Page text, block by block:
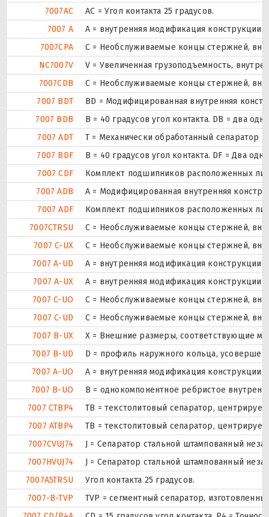
7007AC
AC = Угол контакта 25 градусов.
7007 A
A = внутренняя модификация конструкции.
7007CPA
С = Необслуживаемые концы стержней,
NC7007V
V = Увеличенная грузоподъемность,
7007CDB
С = Необслуживаемые концы стержней,
7007 BDT
BD = Модифицированная внутренняя
7007 BDB
B = 40 градусов угол контакта. DB = два
7007 ADT
T = Механически обработанный сепаратор
7007 BDF
B = 40 градусов угол контакта. DF = Два
7007 CDF
Комплект подшипников расположенных
7007 ADB
A = Модифицированная внутренняя
7007 ADF
Комплект подшипников расположенных
7007CTRSU
С = Необслуживаемые концы стержней,
7007 C-UX
С = Необслуживаемые концы стержней,
7007 A-UD
A = внутренняя модификация конструкции.
7007 A-UX
A = внутренняя модификация конструкции.
7007 C-UO
С = Необслуживаемые концы стержней,
7007 C-UD
С = Необслуживаемые концы стержней,
7007 B-UX
X = Внешние размеры, соответствующие
7007 B-UD
D = профиль наружного кольца,
7007 A-UO
A = внутренняя модификация конструкции.
7007 B-UO
B = однокомпонентное ребристое
7007 CTBP4
ТВ = текстолитовый сепаратор,
7007 ATBP4
ТВ = текстолитовый сепаратор,
7007CVUJ74
J = Сепаратор стальной штампованный
7007HVUJ74
J = Сепаратор стальной штампованный
7007A5TRSU
Угол контакта 25 градусов.
7007-B-TVP
TVP = сегментный сепаратор,